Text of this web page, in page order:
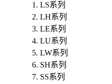
LS系列
LH系列
LE系列
LU系列
LW系列
SH系列
SS系列